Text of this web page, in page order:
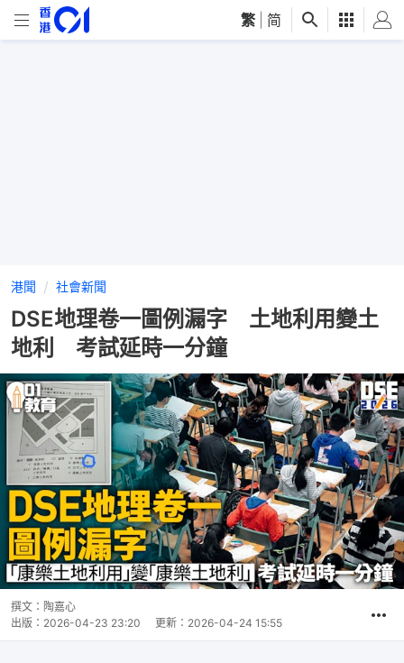
繁 简
港聞 社會新聞
DSE地理卷一圖例漏字 土地利用變土
地利 考試延時一分鐘
撰文： 陶嘉心
出版： 2026-04-23 23:20 更新： 2026-04-24 15:55